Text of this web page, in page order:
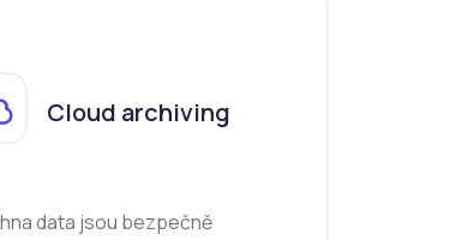
Cloud archiving
data jsou bezpečně